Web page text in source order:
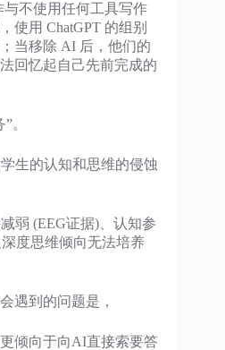
与不使用任何工具写作
使用 ChatGPT 的组别
当移除 AI 后，他们的
回忆起自己先前完成的
。
生的认知和思维的侵蚀
弱 (EEG证据)、认知参
度思维倾向无法培养
遇到的问题是，
倾向于向AI直接索要答